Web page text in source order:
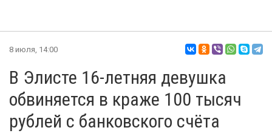
8 июля, 14:00
В Элисте 16-летняя девушка
обвиняется в краже 100 тысяч
рублей с банковского счёта